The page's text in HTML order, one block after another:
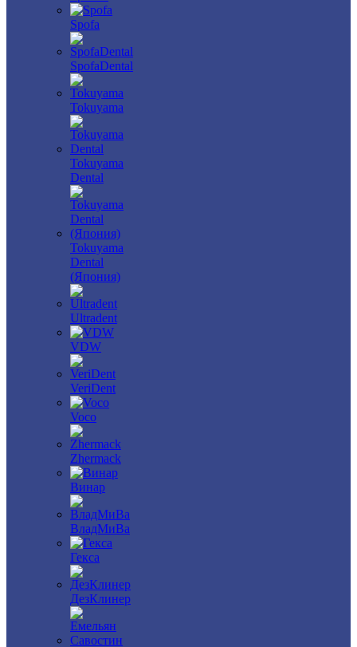
Spofa
SpofaDental
Tokuyama
Tokuyama
Dental
Tokuyama
Dental
(Япония)
Ultradent
VDW
VeriDent
Voco
Zhermack
Винар
ВладМиВа
Гекса
ДезКлинер